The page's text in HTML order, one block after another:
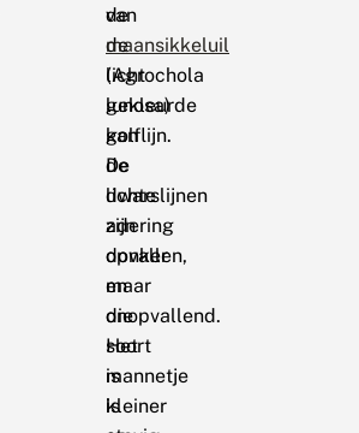
van
de
licht
gekleurde
golflijn.
De
dwarslijnen
zijn
donker
en
onopvallend.
Het
mannetje
is
de
maansikkeluil
(Agrochola
lunosa)
kan
de
lichte
adering
opvallen,
maar
die
soort
is
kleiner